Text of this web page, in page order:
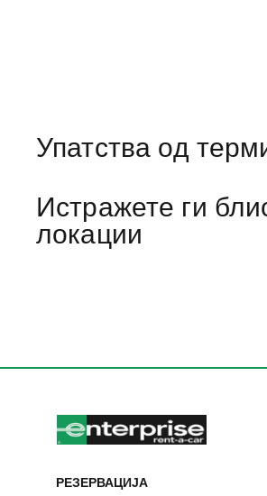
Упатства од
Истражете ги
локации
РЕЗЕРВАЦИЈА